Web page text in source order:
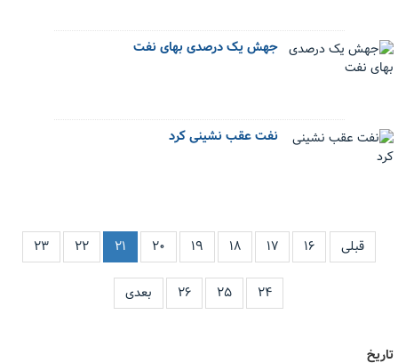
جهش یک درصدی بهای نفت
نفت عقب نشینی کرد
قبلی ۱۶ ۱۷ ۱۸ ۱۹ ۲۰ ۲۱ ۲۲ ۲۳
۲۴ ۲۵ ۲۶ بعدی
تاریخ